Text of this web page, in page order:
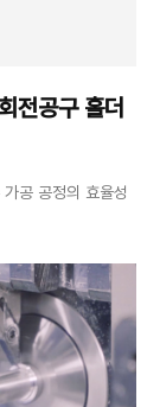
전공구 홀더
공 공정의 효율성